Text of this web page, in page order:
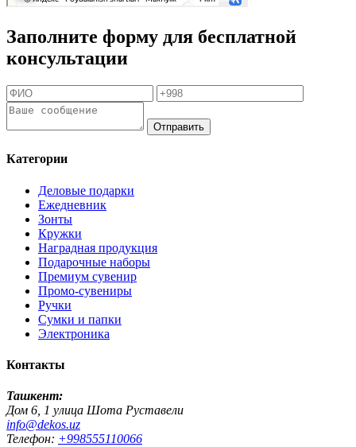
Заполните форму для бесплатной
консультации
Отправить
Категории
Деловые подарки
Ежедневник
Зонты
Кружки
Наградная продукция
Подарочные наборы
Премиум сувенир
Промо-сувениры
Ручки
Сумки и папки
Электроника
Контакты
Ташкент:
Дом 6, 1 улица Шота Руставели
info@dekos.uz
Телефон: +998555110066